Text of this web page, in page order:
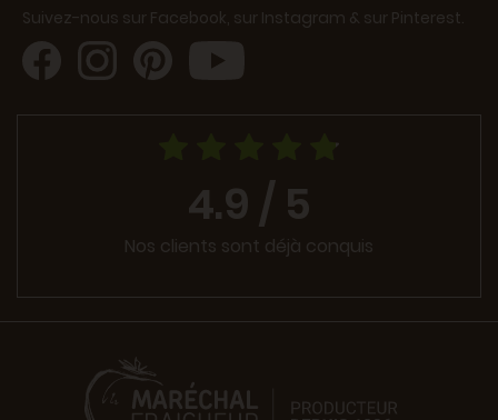
Suivez-nous sur Facebook, sur Instagram & sur Pinterest.
4.9 / 5
Nos clients sont déjà conquis